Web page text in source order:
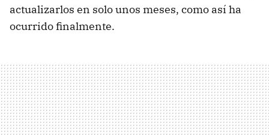
actualizarlos en solo unos meses, como así ha
ocurrido finalmente.